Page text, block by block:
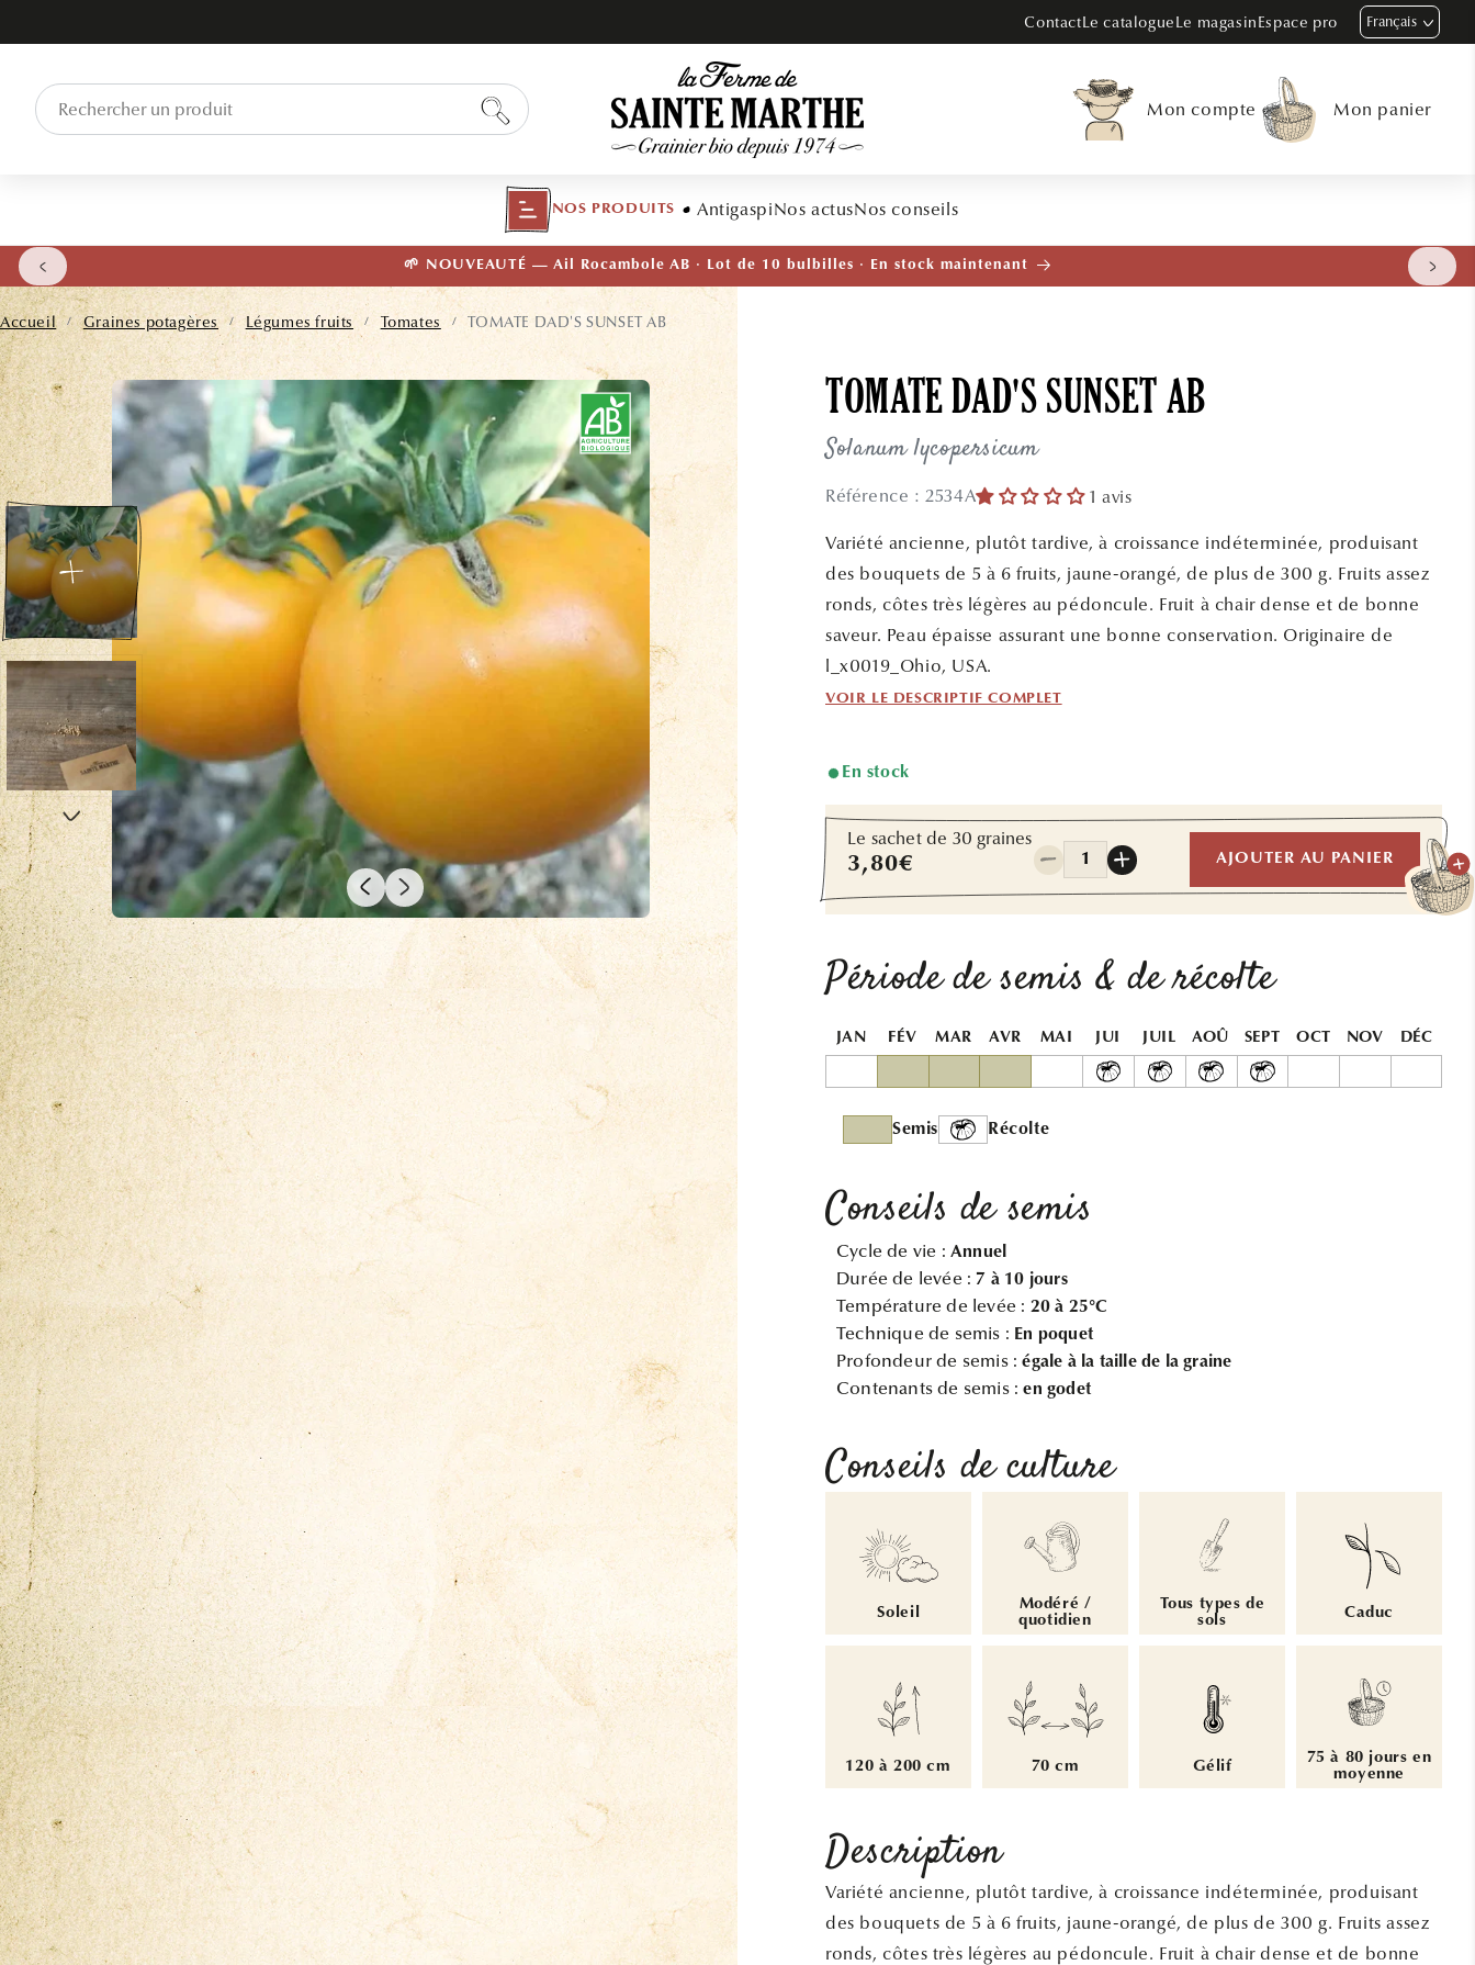
ContactLe catalogueLe magasinEspace pro Français
Mon compte Mon panier
NOS PRODUITS AntigaspiNos actusNos conseils
🌱 NOUVEAUTÉ — Ail Rocambole AB · Lot de 10 bulbilles · En stock maintenant
Accueil / Graines potagères / Légumes fruits / Tomates / TOMATE DAD'S SUNSET AB
PASSER AUX
INFORMATIONS
PRODUITS
TOMATE DAD'S SUNSET AB
Solanum lycopersicum
Référence : 2534A 1 avis
Variété ancienne, plutôt tardive, à croissance indéterminée, produisant
des bouquets de 5 à 6 fruits, jaune-orangé, de plus de 300 g. Fruits assez
ronds, côtes très légères au pédoncule. Fruit à chair dense et de bonne
saveur. Peau épaisse assurant une bonne conservation. Originaire de
l_x0019_Ohio, USA.
VOIR LE DESCRIPTIF COMPLET
En stock
Le sachet de 30 graines
Prix
habituel
3,80€
Quantité
Réduire
la
quantité
TOMATE
DAD&#39;S
AB
Augmenter
la
quantité
TOMATE
DAD&#39;S
AB
AJOUTER AU PANIER
Période de semis & de récolte
JAN FÉV MAR AVR MAI JUI JUIL AOÛ SEPT OCT NOV DÉC
Semis Récolte
Conseils de semis
Cycle de vie : Annuel
Durée de levée : 7 à 10 jours
Température de levée : 20 à 25°C
Technique de semis : En poquet
Profondeur de semis :égale à la taille de la graine
Contenants de semis :en godet
Conseils de culture
Soleil
Modéré /
quotidien
Tous types de
sols
Caduc
120 à 200 cm 70 cm Gélif
75 à 80 jours en
moyenne
Description
Variété ancienne, plutôt tardive, à croissance indéterminée, produisant
des bouquets de 5 à 6 fruits, jaune-orangé, de plus de 300 g. Fruits assez
ronds, côtes très légères au pédoncule. Fruit à chair dense et de bonne